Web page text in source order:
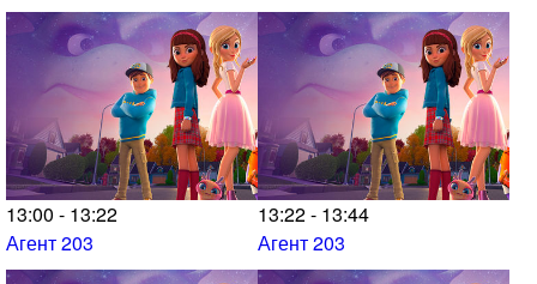
13:00 - 13:22
Агент 203
13:22 - 13:44
Агент 203